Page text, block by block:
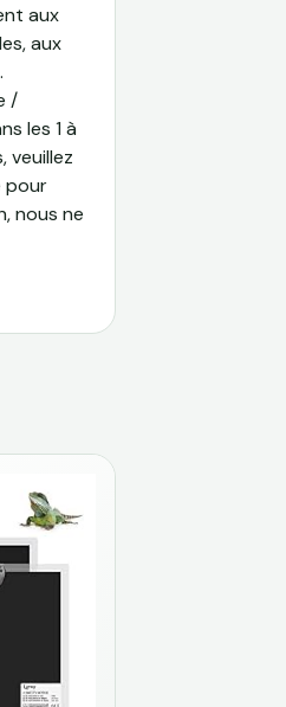
aux
aux
/
les 1 à
veuillez
pour
nous ne